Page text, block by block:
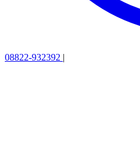
08822-932392 |